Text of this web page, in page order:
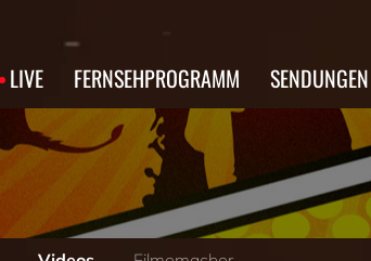
LIVE FERNSEHPROGRAMM SENDUNGEN